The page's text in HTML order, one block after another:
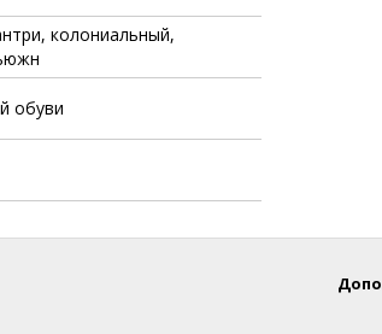
колониальный,
обуви